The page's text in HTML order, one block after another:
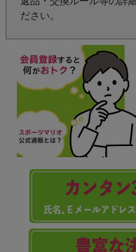
ださい。